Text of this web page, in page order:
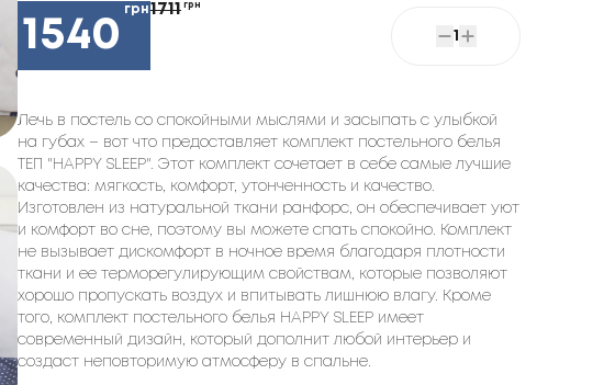
1540
грн1711 грн
1
Лечь в постель со спокойными мыслями и засыпать с улыбкой
на губах – вот что предоставляет комплект постельного белья
ТЕП "HAPPY SLEEP". Этот комплект сочетает в себе самые лучшие
качества: мягкость, комфорт, утонченность и качество.
Изготовлен из натуральной ткани ранфорс, он обеспечивает уют
и комфорт во сне, поэтому вы можете спать спокойно. Комплект
не вызывает дискомфорт в ночное время благодаря плотности
ткани и ее терморегулирующим свойствам, которые позволяют
хорошо пропускать воздух и впитывать лишнюю влагу. Кроме
того, комплект постельного белья HAPPY SLEEP имеет
современный дизайн, который дополнит любой интерьер и
создаст неповторимую атмосферу в спальне.